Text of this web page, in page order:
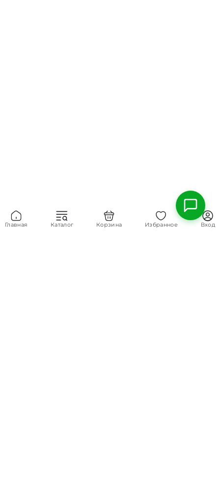
Главная Каталог Корзина Избранное Вход